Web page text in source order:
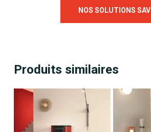
NOS SOLUTIONS SAV
Produits similaires